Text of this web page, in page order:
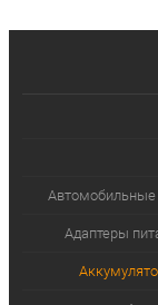
Автомобильные
Адаптеры